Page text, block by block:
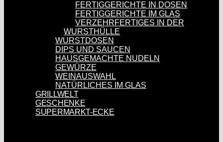
FERTIGGERICHTE IN DOSEN
FERTIGGERICHTE IM GLAS
VERZEHRFERTIGES IN DER
WURSTHÜLLE
WURSTDOSEN
DIPS UND SAUCEN
HAUSGEMACHTE NUDELN
GEWÜRZE
WEINAUSWAHL
NATÜRLICHES IM GLAS
GRILLWELT
GESCHENKE
SUPERMARKT-ECKE